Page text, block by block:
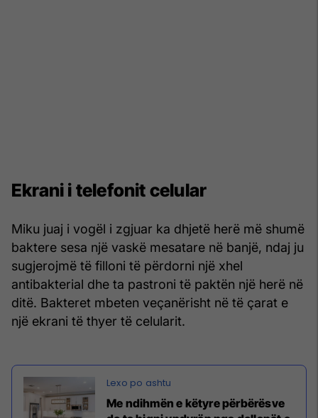
Ekrani i telefonit celular
Miku juaj i vogël i zgjuar ka dhjetë herë më shumë
baktere sesa një vaskë mesatare në banjë, ndaj ju
sugjerojmë të filloni të përdorni një xhel
antibakterial dhe ta pastroni të paktën një herë në
ditë. Bakteret mbeten veçanërisht në të çarat e
një ekrani të thyer të celularit.
Me ndihmën e këtyre përbërësve